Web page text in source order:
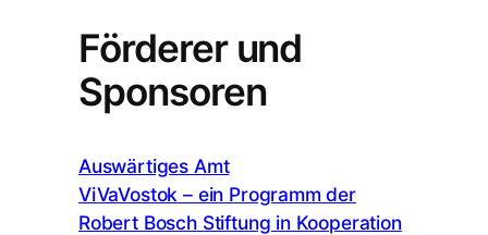
Förderer und
Sponsoren
Auswärtiges Amt
ViVaVostok – ein Programm der
Robert Bosch Stiftung in Kooperation